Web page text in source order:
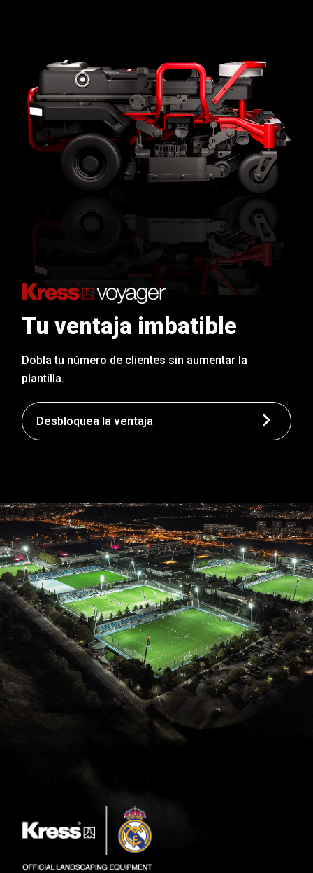
Tu ventaja imbatible
Dobla tu número de clientes sin aumentar la
plantilla.
Desbloquea la ventaja